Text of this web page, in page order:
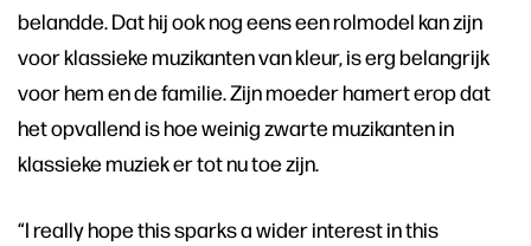
belandde. Dat hij ook nog eens een rolmodel kan zijn
voor klassieke muzikanten van kleur, is erg belangrijk
voor hem en de familie. Zijn moeder hamert erop dat
het opvallend is hoe weinig zwarte muzikanten in
klassieke muziek er tot nu toe zijn.
“I really hope this sparks a wider interest in this